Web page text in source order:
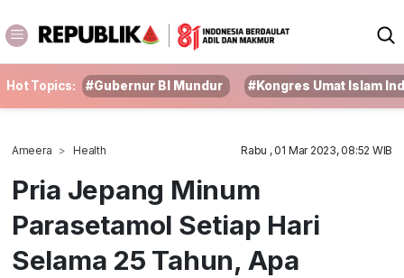
Hot Topics: #Gubernur BI Mundur #Kongres Umat Islam
Ameera Health Rabu , 01 Mar 2023, 08:52 WIB
Pria Jepang Minum
Parasetamol Setiap Hari
Selama 25 Tahun, Apa